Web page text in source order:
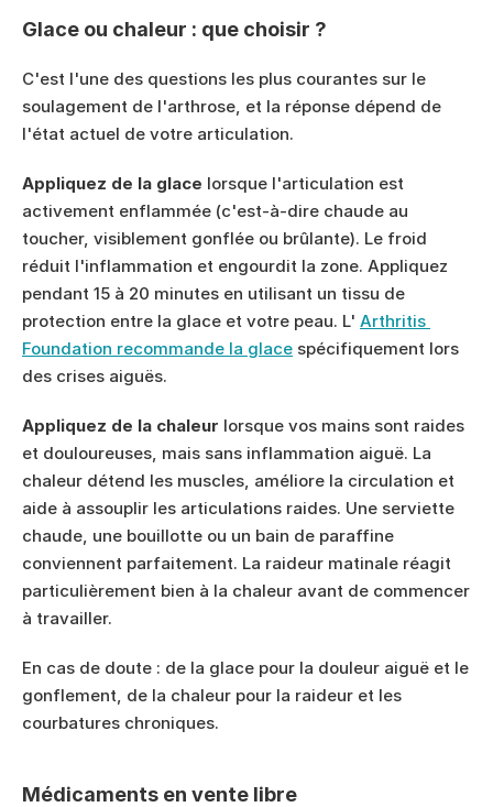
Glace ou chaleur : que choisir ?
C'est l'une des questions les plus courantes sur le
soulagement de l'arthrose, et la réponse dépend de
l'état actuel de votre articulation.
Appliquez de la glace lorsque l'articulation est
activement enflammée (c'est-à-dire chaude au
toucher, visiblement gonflée ou brûlante). Le froid
réduit l'inflammation et engourdit la zone. Appliquez
pendant 15 à 20 minutes en utilisant un tissu de
protection entre la glace et votre peau. L' Arthritis
Foundation recommande la glace spécifiquement lors
des crises aiguës.
Appliquez de la chaleur lorsque vos mains sont raides
et douloureuses, mais sans inflammation aiguë. La
chaleur détend les muscles, améliore la circulation et
aide à assouplir les articulations raides. Une serviette
chaude, une bouillotte ou un bain de paraffine
conviennent parfaitement. La raideur matinale réagit
particulièrement bien à la chaleur avant de commencer
à travailler.
En cas de doute : de la glace pour la douleur aiguë et le
gonflement, de la chaleur pour la raideur et les
courbatures chroniques.
Médicaments en vente libre